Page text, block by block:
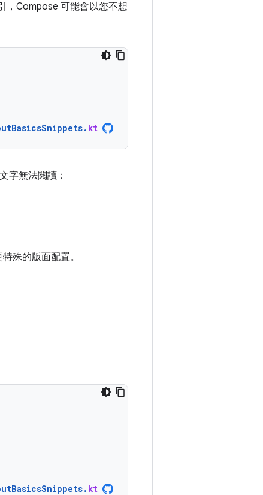
，Compose 可能會以您不想
. kt
字無法閱讀：
殊的版面配置。
. kt